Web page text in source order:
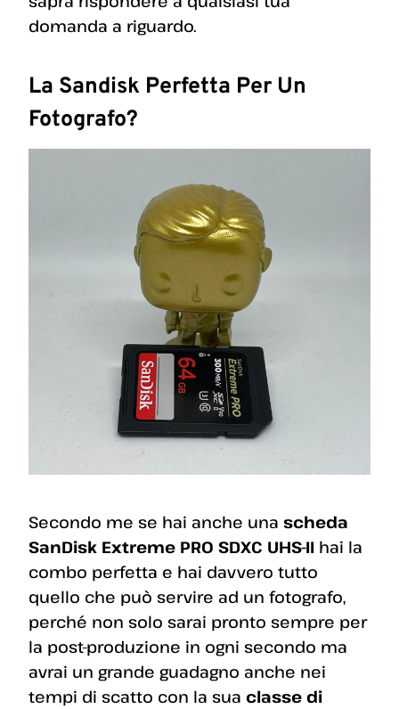
domanda a riguardo.
La Sandisk Perfetta Per Un
Fotografo?
Secondo me se hai anche una scheda
SanDisk Extreme PRO SDXC UHS-II hai la
combo perfetta e hai davvero tutto
quello che può servire ad un fotografo,
perché non solo sarai pronto sempre per
la post-produzione in ogni secondo ma
avrai un grande guadagno anche nei
tempi di scatto con la sua classe di